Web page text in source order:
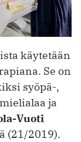
käytetään
Se on
syöpä-,
ja
Vuoti
(21/2019).